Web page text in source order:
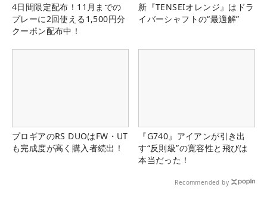
4日間限定配布！11月までの
プレーに2回使える1,500円分
クーポン配布中！
新『TENSEIオレンジ』はドラ
イバーシャフトの“最適解”
プロギアのRS DUOはFW・UT
も完成度が高く購入者続出！
『G740』アイアンが引き出
す“反則級”の寛容性と飛びは
本当だった！
Recommended by